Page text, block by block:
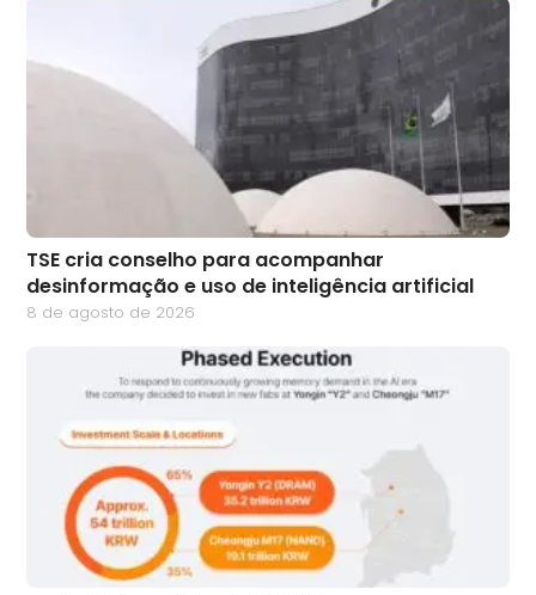
TSE cria conselho para acompanhar
desinformação e uso de inteligência artificial
8 de agosto de 2026